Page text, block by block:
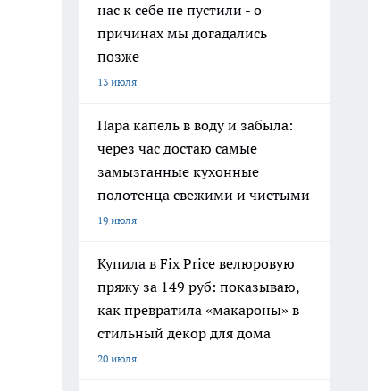
нас к себе не пустили - о
причинах мы догадались
позже
13 июля
Пара капель в воду и забыла:
через час достаю самые
замызганные кухонные
полотенца свежими и чистыми
19 июля
Купила в Fix Price велюровую
пряжу за 149 руб: показываю,
как превратила «макароны» в
стильный декор для дома
20 июля